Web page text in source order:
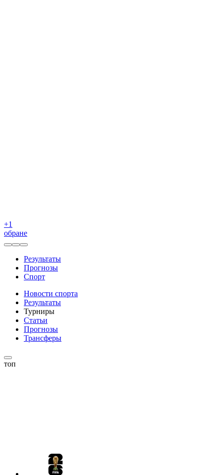
+1
обране
Результаты
Прогнозы
Спорт
Новости спорта
Результаты
Турниры
Статьи
Прогнозы
Трансферы
топ